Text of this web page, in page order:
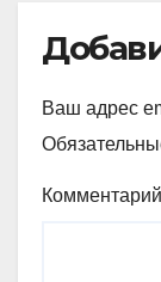
Ваш адрес
Комментарий